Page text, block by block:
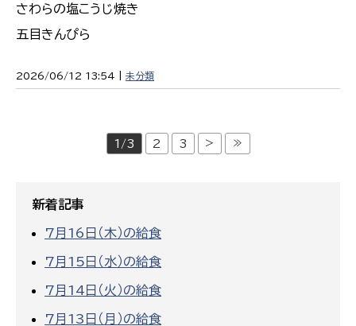
さわらの塩こうじ焼き
五目きんぴら
2026/06/12 13:54 | 未分類
1/3 2 3 > ≫
新着記事
7月16日（木）の給食
7月15日（水）の給食
7月14日（火）の給食
7月13日（月）の給食